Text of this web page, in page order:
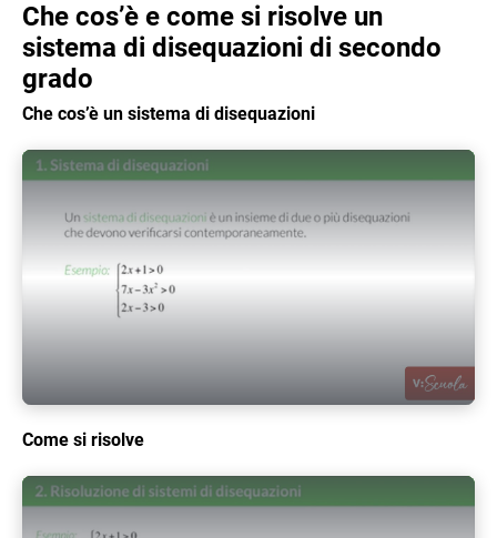
Che cos’è e come si risolve un
sistema di disequazioni di secondo
grado
Che cos’è un sistema di disequazioni
Play Video
Come si risolve